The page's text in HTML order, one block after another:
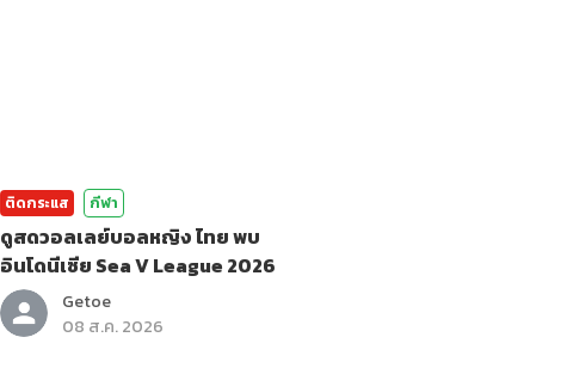
ติดกระแส กีฬา
ดูสดวอลเลย์บอลหญิง ไทย พบ
อินโดนีเซีย Sea V League 2026
Getoe
08 ส.ค. 2026